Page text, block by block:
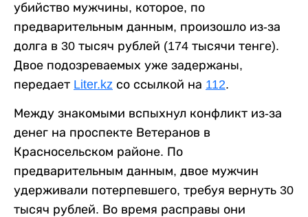
убийство мужчины, которое, по
предварительным данным, произошло из-за
долга в 30 тысяч рублей (174 тысячи тенге).
Двое подозреваемых уже задержаны,
передает Liter.kz со ссылкой на 112.
Между знакомыми вспыхнул конфликт из-за
денег на проспекте Ветеранов в
Красносельском районе. По
предварительным данным, двое мужчин
удерживали потерпевшего, требуя вернуть 30
тысяч рублей. Во время расправы они